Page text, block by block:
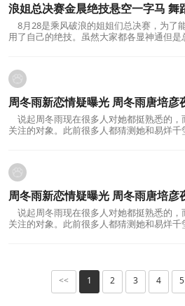
浪姐总决赛金晨绝技悬空一字马 舞
8月28是乘风破浪的姐姐们总决赛，为了
用了自己的绝技。虽然大家都各显神通但
周冬雨新恋情疑曝光 周冬雨唐培彦
说起周冬雨现在很多人对她都挺熟悉的，
关注的对象。此前很多人都猜测她和易烊
周冬雨新恋情疑曝光 周冬雨唐培彦
说起周冬雨现在很多人对她都挺熟悉的，
关注的对象。此前很多人都猜测她和易烊
<< 1 2 3 4 5